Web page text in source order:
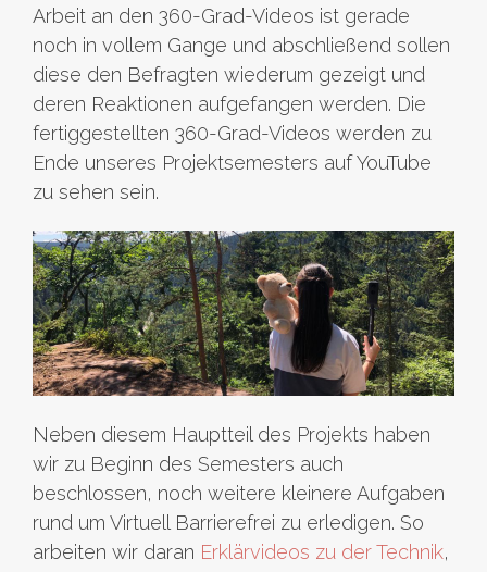
Arbeit an den 360-Grad-Videos ist gerade
noch in vollem Gange und abschließend sollen
diese den Befragten wiederum gezeigt und
deren Reaktionen aufgefangen werden. Die
fertiggestellten 360-Grad-Videos werden zu
Ende unseres Projektsemesters auf YouTube
zu sehen sein.
Neben diesem Hauptteil des Projekts haben
wir zu Beginn des Semesters auch
beschlossen, noch weitere kleinere Aufgaben
rund um Virtuell Barrierefrei zu erledigen. So
arbeiten wir daran Erklärvideos zu der Technik,